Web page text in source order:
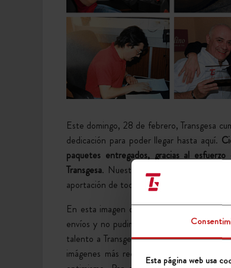
Esta página web usa
Este domingo, 28 de febrero, Transgesa
dedicación para poder llegar hasta aquí.
paquetes entregados, gracias al
Transgesa. Nuestro objetivo siempre ha
aportación de todos estos profesionales, a
En esta imagen desde luego no están
envíos y no pudimos paranos a posar 🙂
talento a Transgesa, para recordar de
imágenes más recientes que deben